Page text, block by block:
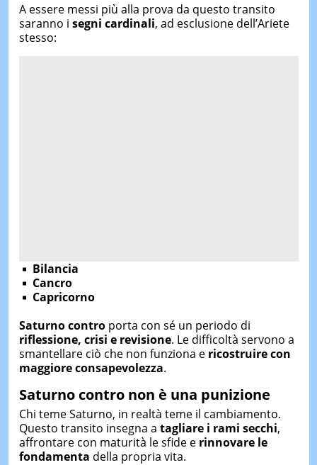
A essere messi più alla prova da questo transito
saranno i segni cardinali, ad esclusione dell’Ariete
stesso:
Bilancia
Cancro
Capricorno
Saturno controporta con sé un periodo di
riflessione, crisi e revisione. Le difficoltà servono a
smantellare ciò che non funziona e ricostruire con
maggiore consapevolezza.
Saturno contro non è una punizione
Chi teme Saturno, in realtà teme il cambiamento.
Questo transito insegna a tagliare i rami secchi,
affrontare con maturità le sfide e rinnovare le
fondamenta della propria vita.